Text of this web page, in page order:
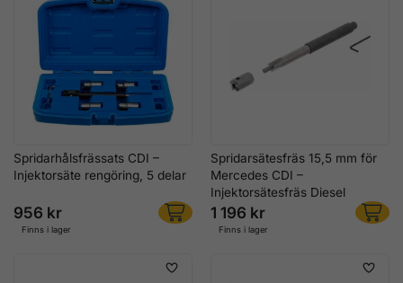
Spridarhålsfrässats CDI –
Injektorsäte rengöring, 5 delar
956 kr
Finns i lager
Spridarsätesfräs 15,5 mm för
Mercedes CDI –
Injektorsätesfräs Diesel
1 196 kr
Finns i lager